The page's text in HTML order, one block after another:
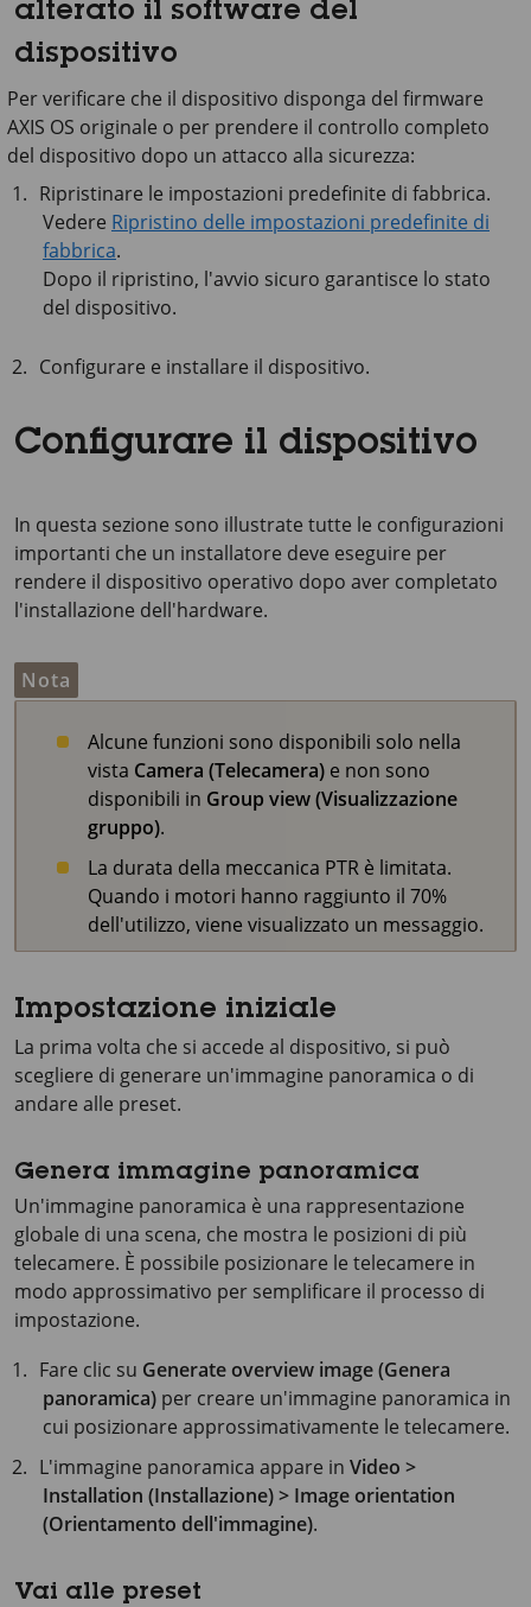
alterato il software del
dispositivo
Per verificare che il dispositivo disponga del firmware
AXIS OS originale o per prendere il controllo completo
del dispositivo dopo un attacco alla sicurezza:
Ripristinare le impostazioni predefinite di fabbrica.
Vedere Ripristino delle impostazioni predefinite di
fabbrica.
Dopo il ripristino, l'avvio sicuro garantisce lo stato
del dispositivo.
Configurare e installare il dispositivo.
Configurare il dispositivo
In questa sezione sono illustrate tutte le configurazioni
importanti che un installatore deve eseguire per
rendere il dispositivo operativo dopo aver completato
l'installazione dell'hardware.
Nota
Alcune funzioni sono disponibili solo nella
vista Camera (Telecamera) e non sono
disponibili in Group view (Visualizzazione
gruppo).
La durata della meccanica PTR è limitata.
Quando i motori hanno raggiunto il 70%
dell'utilizzo, viene visualizzato un messaggio.
Impostazione iniziale
La prima volta che si accede al dispositivo, si può
scegliere di generare un'immagine panoramica o di
andare alle preset.
Genera immagine panoramica
Un'immagine panoramica è una rappresentazione
globale di una scena, che mostra le posizioni di più
telecamere. È possibile posizionare le telecamere in
modo approssimativo per semplificare il processo di
impostazione.
Fare clic su Generate overview image (Genera
panoramica) per creare un'immagine panoramica in
cui posizionare approssimativamente le telecamere.
L'immagine panoramica appare inVideo >
Installation (Installazione) > Image orientation
(Orientamento dell'immagine).
Vai alle preset